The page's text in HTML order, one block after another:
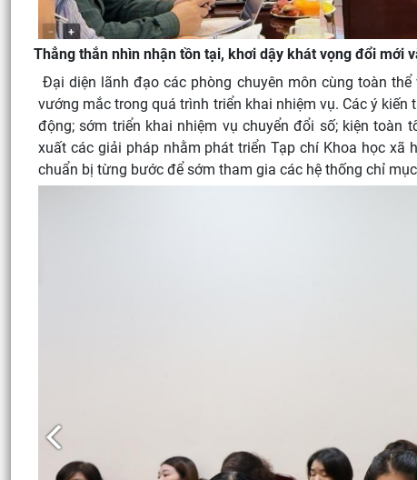
Thẳng thắn nhìn nhận tồn tại, khơi dậy khát vọng đổi mới
Đại diện lãnh đạo các phòng chuyên môn cùng toàn
vướng mắc trong quá trình triển khai nhiệm vụ. Các ý
động; sớm triển khai nhiệm vụ chuyển đổi số; kiện
xuất các giải pháp nhằm phát triển Tạp chí Khoa học xã
chuẩn bị từng bước để sớm tham gia các hệ thống chỉ